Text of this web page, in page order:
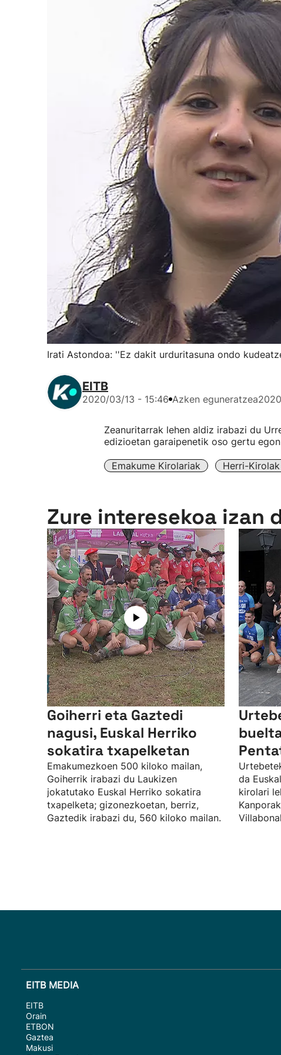
Irati Astondoa: ''Ez dakit urduritasuna ondo
EITB
2020/03/13 - 15:46 Azken eguneratzea
Zeanuritarrak lehen aldiz irabazi du
edizioetan garaipenetik oso gertu
Emakume Kirolariak Herri-Kirolak
Zure interesekoa izan
Goiherri eta Gaztedi
nagusi, Euskal Herriko
sokatira txapelketan
Emakumezkoen 500 kiloko mailan,
Goiherrik irabazi du Laukizen
jokatutako Euskal Herriko sokatira
txapelketa; gizonezkoetan, berriz,
Gaztedik irabazi du, 560 kiloko mailan.
da
kirolari
EITB MEDIA
EITB
Orain
ETBON
Gaztea
Makusi